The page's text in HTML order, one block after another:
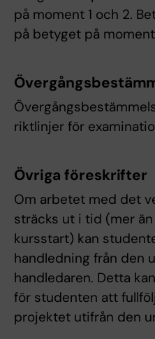
på moment 1 och 2.
på betyget på
riktlinjer för
Övriga föreskrifter
Om arbetet med det
sträcks ut i tid (mer
kursstart) kan
handledning från den
handledaren. Detta
för studenten att
projektet utifrån den